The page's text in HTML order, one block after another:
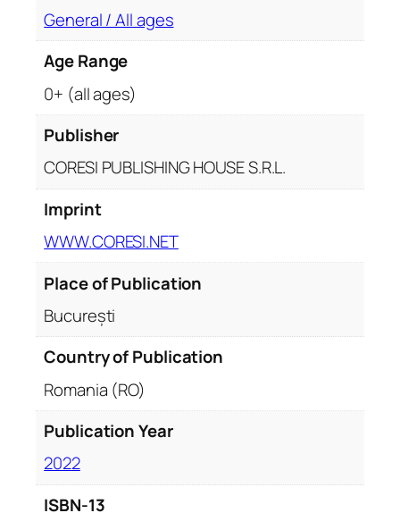
General / All ages
Age Range
0+ (all ages)
Publisher
CORESI PUBLISHING HOUSE S.R.L.
Imprint
WWW.CORESI.NET
Place of Publication
București
Country of Publication
Romania (RO)
Publication Year
2022
ISBN-13